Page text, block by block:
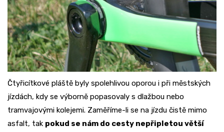
Čtyřicítkové pláště byly spolehlivou oporou i při městských
jízdách, kdy se výborně popasovaly s dlažbou nebo
tramvajovými kolejemi. Zaměříme-li se na jízdu čistě mimo
asfalt, tak pokud se nám do cesty nepřipletou větší